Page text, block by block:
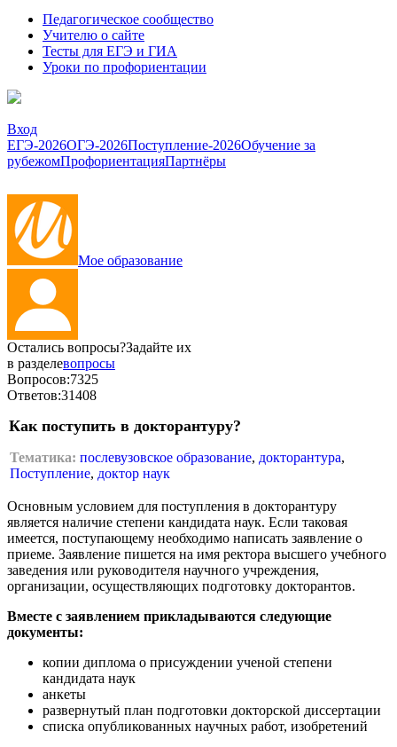
Педагогическое сообщество
Учителю о сайте
Тесты для ЕГЭ и ГИА
Уроки по профориентации
Вход
ЕГЭ-2026ОГЭ-2026Поступление-2026Обучение за
рубежомПрофориентацияПартнёры
Мое образование
Остались вопросы?Задайте их
в разделевопросы
Вопросов:7325
Ответов:31408
Как поступить в докторантуру?
Тематика: послевузовское образование, докторантура,
Поступление, доктор наук
Основным условием для поступления в докторантуру
является наличие степени кандидата наук. Если таковая
имеется, поступающему необходимо написать заявление о
приеме. Заявление пишется на имя ректора высшего учебного
заведения или руководителя научного учреждения,
организации, осуществляющих подготовку докторантов.
Вместе с заявлением прикладываются следующие
документы:
копии диплома о присуждении ученой степени
кандидата наук
анкеты
развернутый план подготовки докторской диссертации
списка опубликованных научных работ, изобретений